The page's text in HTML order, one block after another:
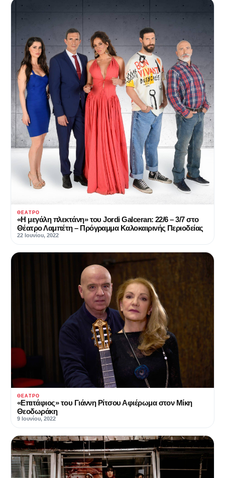
ΘΈΑΤΡΟ
«Η μεγάλη πλεκτάνη» του Jordi Galceran: 22/6 – 3/7 στο
Θέατρο Λαμπέτη – Πρόγραμμα Καλοκαιρινής Περιοδείας
22 Ιουνίου, 2022
ΘΈΑΤΡΟ
«Επιτάφιος» του Γιάννη Ρίτσου Αφιέρωμα στον Μίκη
Θεοδωράκη
9 Ιουνίου, 2022